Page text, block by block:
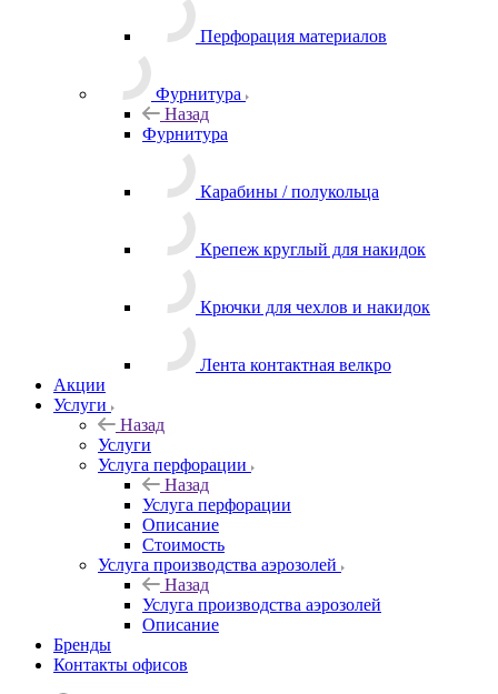
Перфорация материалов
Фурнитура
Назад
Фурнитура
Карабины / полукольца
Крепеж круглый для накидок
Крючки для чехлов и накидок
Лента контактная велкро
Акции
Услуги
Назад
Услуги
Услуга перфорации
Назад
Услуга перфорации
Описание
Стоимость
Услуга производства аэрозолей
Назад
Услуга производства аэрозолей
Описание
Бренды
Контакты офисов